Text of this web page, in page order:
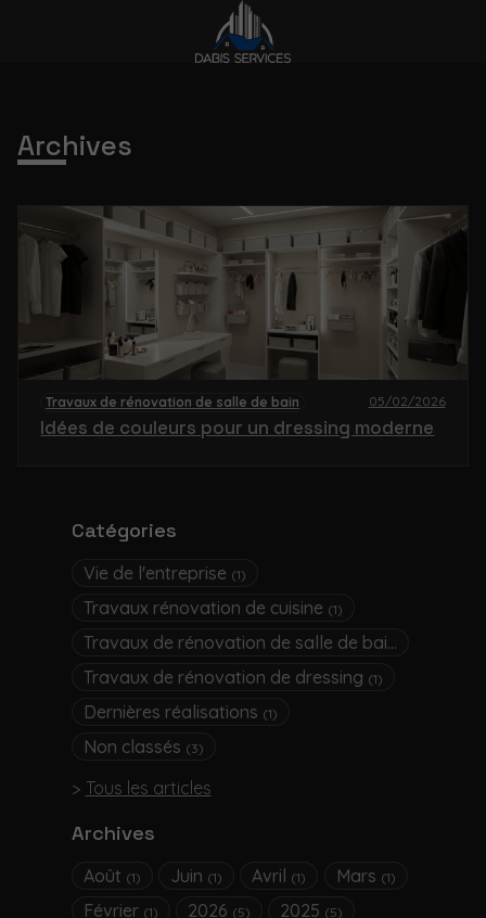
Catégories
Vie de l'entreprise (1)
Travaux rénovation de cuisine (1)
Travaux de rénovation de salle de bain
Travaux de rénovation de dressing (1)
Dernières réalisations (1)
Non classés (3)
Tous les articles
Archives
Août (1) Juin (1) Avril (1) Mars (1)
Février (1) 2026 (5) 2025 (5)
Archives
Travaux de rénovation de salle de bain 05/02/2026
Idées de couleurs pour un dressing moderne